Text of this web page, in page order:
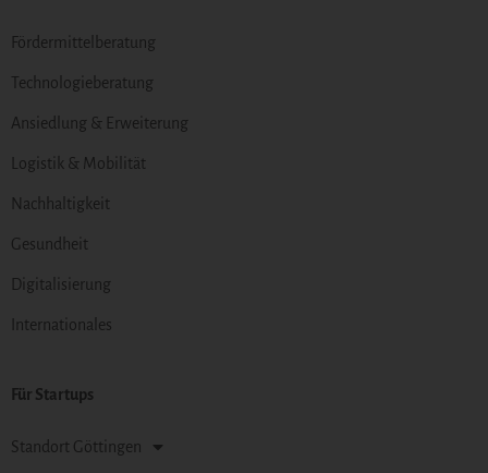
Fördermittelberatung
Technologieberatung
Ansiedlung & Erweiterung
Logistik & Mobilität
Nachhaltigkeit
Gesundheit
Digitalisierung
Internationales
Für Startups
Standort Göttingen